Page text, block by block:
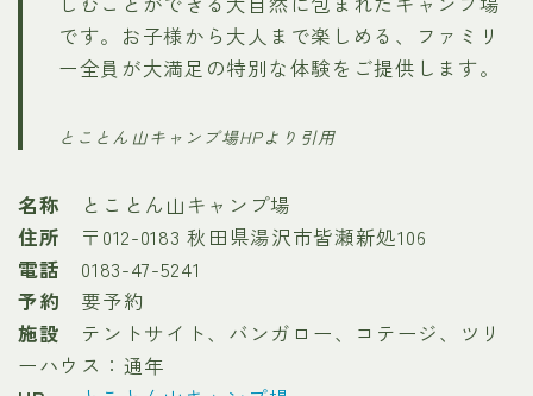
です。お子様から大人まで楽しめる、ファミリ
ー全員が大満足の特別な体験をご提供します。
とことん山キャンプ場HPより引用
名称 とことん山キャンプ場
住所 〒012-0183 秋田県湯沢市皆瀬新処106
電話
0183-47-5241
予約 要予約
施設 テントサイト、バンガロー、コテージ、ツリ
ーハウス：通年